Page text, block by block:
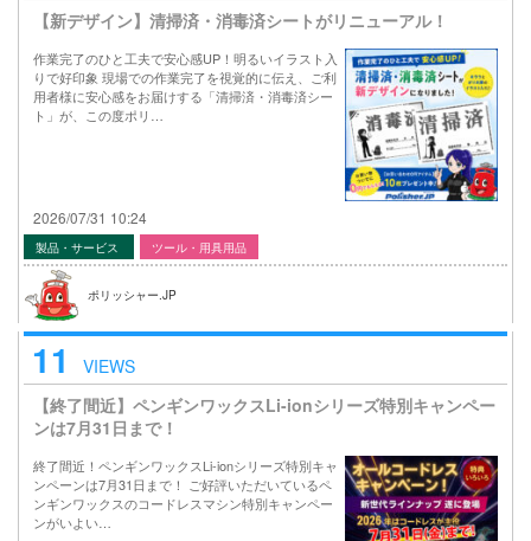
【新デザイン】清掃済・消毒済シートがリニューアル！
作業完了のひと工夫で安心感UP！明るいイラスト入
りで好印象 現場での作業完了を視覚的に伝え、ご利
用者様に安心感をお届けする「清掃済・消毒済シー
ト」が、この度ポリ…
2026/07/31 10:24
製品・サービス ツール・用具用品
ポリッシャー.JP
11
VIEWS
【終了間近】ペンギンワックスLi-ionシリーズ特別キャンペー
ンは7月31日まで！
終了間近！ペンギンワックスLi-ionシリーズ特別キャ
ンペーンは7月31日まで！ ご好評いただいているペ
ンギンワックスのコードレスマシン特別キャンペー
ンがいよい…